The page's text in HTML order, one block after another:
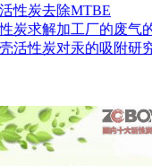
性炭去除MTBE
炭求解加工厂的废气
活性炭对汞的吸附研